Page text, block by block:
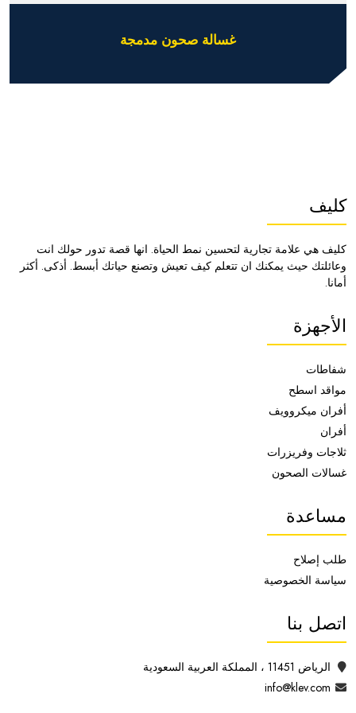
غسالة صحون مدمجة
كليف
كليف هي علامة تجارية لتحسين نمط الحياة. انها قصة تدور حولك انت
وعائلتك حيث يمكنك ان تتعلم كيف تعيش وتصنع حياتك أبسط. أذكى. أكثر
أمانا.
الأجهزة
شفاطات
مواقد اسطح
أفران ميكروويف
أفران
ثلاجات وفريزرات
غسالات الصحون
مساعدة
طلب إصلاح
سياسة الخصوصية
اتصل بنا
الرياض 11451 ، المملكة العربية السعودية
info@klev.com